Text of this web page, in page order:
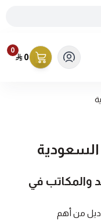
0
0
السعودية
والمكاتب في
من أهم